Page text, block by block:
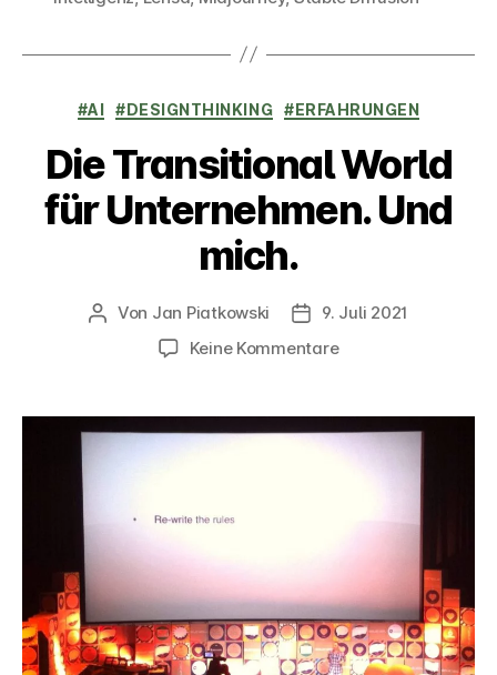
Kategorien
#AI #DESIGNTHINKING #ERFAHRUNGEN
Die Transitional World
für Unternehmen. Und
mich.
Beitragsautor
Von Jan Piatkowski Veröffentlichungsdatum
9. Juli 2021
Keine Kommentarezu
World